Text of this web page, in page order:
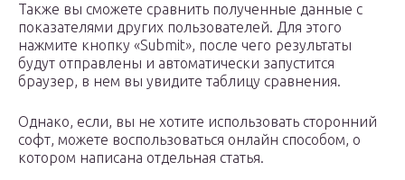
Также вы сможете сравнить полученные данные с
показателями других пользователей. Для этого
нажмите кнопку «Submit», после чего результаты
будут отправлены и автоматически запустится
браузер, в нем вы увидите таблицу сравнения.
Однако, если, вы не хотите использовать сторонний
софт, можете воспользоваться онлайн способом, о
котором написана отдельная статья.